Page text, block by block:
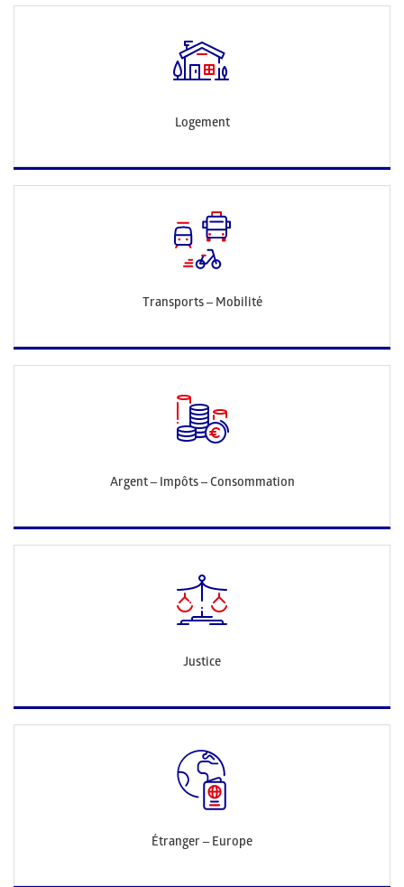
Logement
Transports – Mobilité
Argent – Impôts – Consommation
Justice
Étranger – Europe